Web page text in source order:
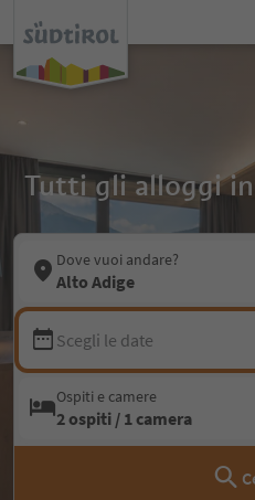
Tutti gli alloggi
Dove vuoi andare?
Alto Adige
Scegli le date
Ospiti e camere
2 ospiti / 1 camera